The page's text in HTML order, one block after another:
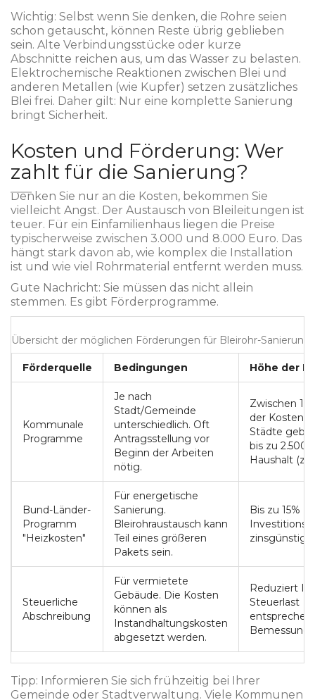
Wichtig: Selbst wenn Sie denken, die Rohre seien
schon getauscht, können Reste übrig geblieben
sein. Alte Verbindungsstücke oder kurze
Abschnitte reichen aus, um das Wasser zu belasten.
Elektrochemische Reaktionen zwischen Blei und
anderen Metallen (wie Kupfer) setzen zusätzliches
Blei frei. Daher gilt: Nur eine komplette Sanierung
bringt Sicherheit.
Kosten und Förderung: Wer
zahlt für die Sanierung?
Denken Sie nur an die Kosten, bekommen Sie
vielleicht Angst. Der Austausch von Bleileitungen ist
teuer. Für ein Einfamilienhaus liegen die Preise
typischerweise zwischen 3.000 und 8.000 Euro. Das
hängt stark davon ab, wie komplex die Installation
ist und wie viel Rohrmaterial entfernt werden muss.
Gute Nachricht: Sie müssen das nicht allein
stemmen. Es gibt Förderprogramme.
Übersicht der möglichen Förderungen für Bleirohr-Sanierung
Förderquelle Bedingungen Höhe der
Kommunale
Programme
Je nach
Stadt/Gemeinde
unterschiedlich. Oft
Antragsstellung vor
Beginn der Arbeiten
nötig.
Zwischen
der Kosten.
Städte
bis zu 2.500
Haushalt
Bund-Länder-
Programm
"Heizkosten"
Für energetische
Sanierung.
Bleirohraustausch kann
Teil eines größeren
Pakets sein.
Bis zu 15%
Steuerliche
Abschreibung
Für vermietete
Gebäude. Die Kosten
können als
Instandhaltungskosten
abgesetzt werden.
Reduziert
Steuerlast
Tipp: Informieren Sie sich frühzeitig bei Ihrer
Gemeinde oder Stadtverwaltung. Viele Kommunen